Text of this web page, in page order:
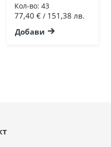
Кол-во: 43
77,40 € / 151,38 лв.
Добави